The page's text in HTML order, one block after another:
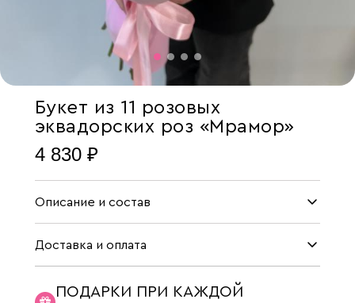
Букет из 11 розовых
эквадорских роз «Мрамор»
4 830 ₽
Описание и состав
Доставка и оплата
ПОДАРКИ ПРИ КАЖДОЙ